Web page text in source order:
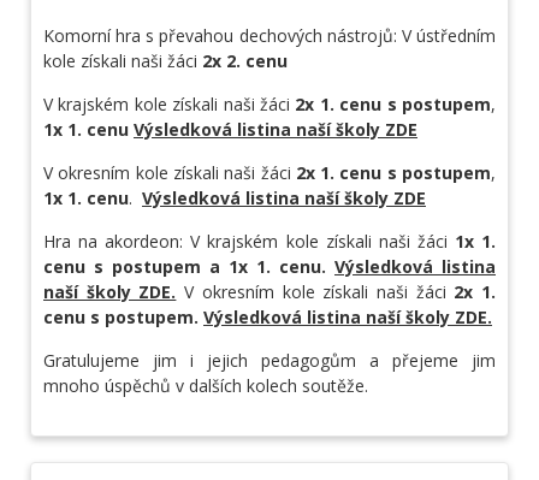
Komorní hra s převahou dechových nástrojů: V ústředním
kole získali naši žáci 2x 2. cenu
V krajském kole získali naši žáci 2x 1. cenu s postupem,
1x 1. cenu Výsledková listina naší školy ZDE
V okresním kole získali naši žáci 2x 1. cenu s postupem,
1x 1. cenu. Výsledková listina naší školy ZDE
Hra na akordeon:V krajském kole získali naši žáci 1x 1.
cenu s postupem a 1x 1. cenu. Výsledková listina
naší školy ZDE. V okresním kole získali naši žáci 2x 1.
cenu s postupem. Výsledková listina naší školy ZDE.
Gratulujeme jim i jejich pedagogům a přejeme jim
mnoho úspěchů v dalších kolech soutěže.